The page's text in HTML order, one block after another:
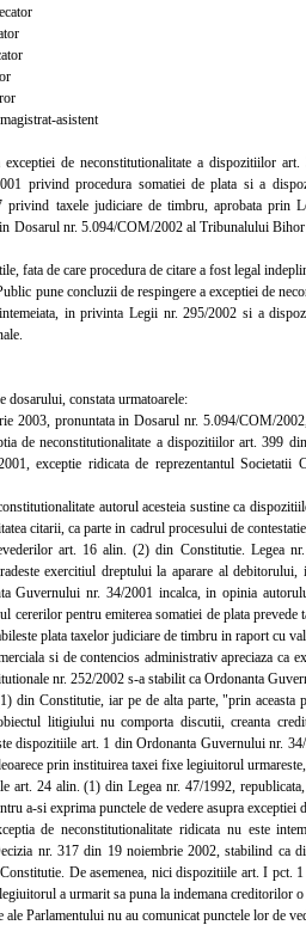
asistent
de neconstitutionalitate a dispozitiilor
privind procedura somatiei de plata si a
privind taxele judiciare de timbru, aprobata prin
Dosarul nr. 5.094/COM/2002 al Tribunalului
fata de care procedura de citare a fost legal
pune concluzii de respingere a exceptiei de
in privinta Legii nr. 295/2002 si a
dosarului, constata urmatoarele:
2003, pronuntata in Dosarul nr. 5.094/COM/
de neconstitutionalitate a dispozitiilor art.
exceptie ridicata de reprezentantul
autorul acesteia sustine ca
citarii, ca parte in cadrul procesului de
art. 16 alin. (2) din Constitutie. Legea
exercitiul dreptului la aparare al
Guvernului nr. 34/2001 incalca, in opinia
cererilor pentru emiterea somatiei de plata
plata taxelor judiciare de timbru in raport cu
si de contencios administrativ apreciaza ca
nr. 252/2002 s-a stabilit ca Ordonanta
din Constitutie, iar pe de alta parte, "prin aceasta
litigiului nu comporta discutii, creanta
dispozitiile art. 1 din Ordonanta Guvernului nr.
prin instituirea taxei fixe legiuitorul
24 alin. (1) din Legea nr. 47/1992, republicata,
a-si exprima punctele de vedere asupra exceptiei
de neconstitutionalitate ridicata nu este
nr. 317 din 19 noiembrie 2002, stabilind ca
De asemenea, nici dispozitiile art. I
a urmarit sa puna la indemana creditorilor o
Parlamentului nu au comunicat punctele lor de